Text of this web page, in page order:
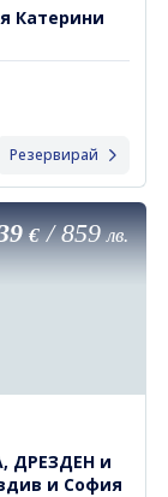
Катерини
Резервирай
€/859 лв.
ДРЕЗДЕН и
и София